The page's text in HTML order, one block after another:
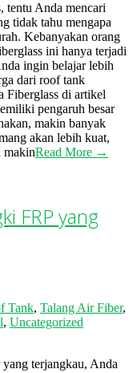
tentu Anda mencari
tidak tahu mengapa
Kebanyakan orang
ini hanya terjadi
ingin belajar lebih
dari roof tank
Fiberglass di artikel
pengaruh besar
makin banyak
akan lebih kuat,
makinRead More →
FRP yang
Tank, Talang Air Fiber,
, Uncategorized
terjangkau, Anda